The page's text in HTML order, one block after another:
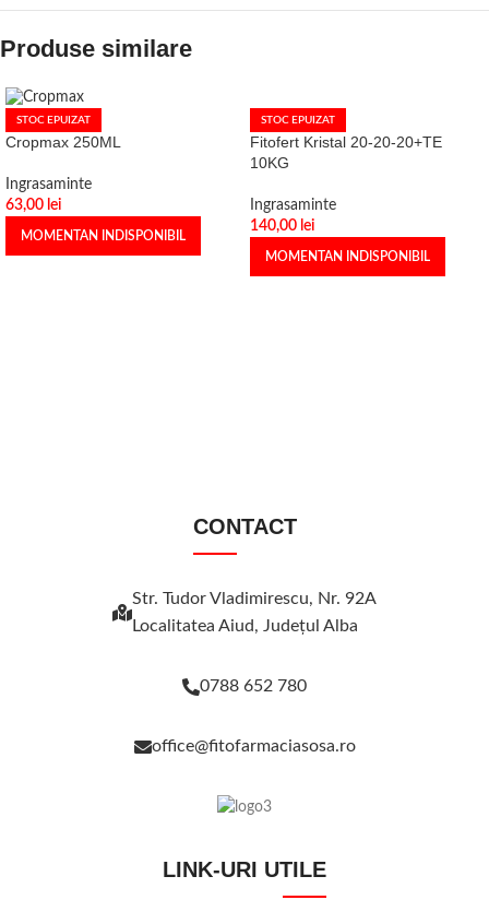
Produse similare
STOC EPUIZAT
Cropmax 250ML
Ingrasaminte
63,00 lei
MOMENTAN INDISPONIBIL
STOC EPUIZAT
Fitofert Kristal 20-20-20+TE
10KG
Ingrasaminte
140,00 lei
MOMENTAN INDISPONIBIL
CONTACT
Str. Tudor Vladimirescu, Nr. 92A
Localitatea Aiud, Judeţul Alba
0788 652 780
office@fitofarmaciasosa.ro
LINK-URI UTILE